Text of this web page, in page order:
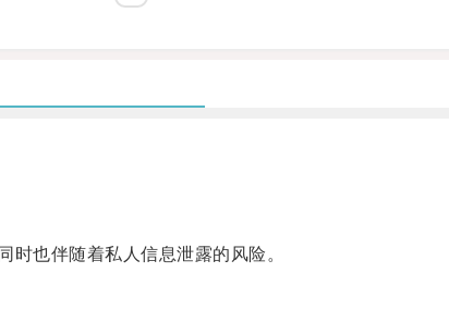
也伴随着私人信息泄露的风险。